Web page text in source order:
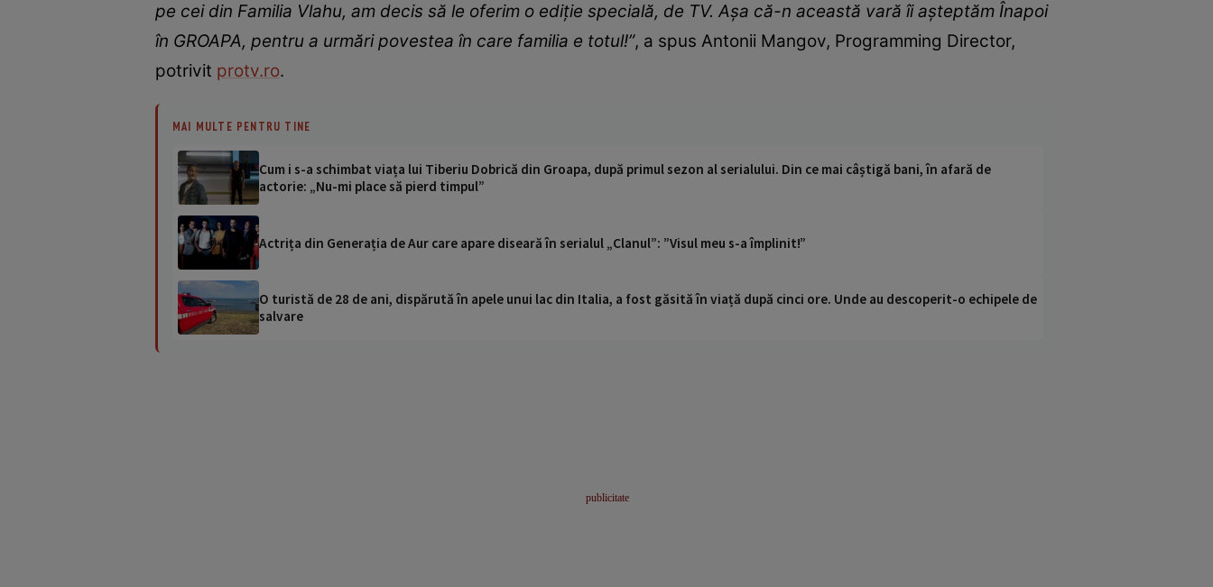
pe cei din Familia Vlahu, am decis să le oferim o ediție specială, de TV. Așa că-n această vară îi așteptăm Înapoi
în GROAPA, pentru a urmări povestea în care familia e totul!”, a spus Antonii Mangov, Programming Director,
potrivit protv.ro.
MAI MULTE PENTRU TINE
Cum i s-a schimbat viața lui Tiberiu Dobrică din Groapa, după primul sezon al serialului. Din ce mai câștigă bani, în afară de
actorie: „Nu-mi place să pierd timpul”
Actrița din Generația de Aur care apare diseară în serialul „Clanul”: ”Visul meu s-a împlinit!”
O turistă de 28 de ani, dispărută în apele unui lac din Italia, a fost găsită în viață după cinci ore. Unde au descoperit-o echipele de
salvare